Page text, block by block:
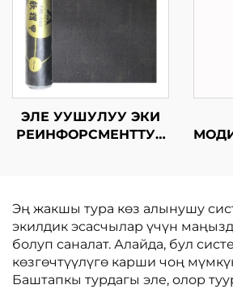
ЭЛЕ УУШУЛУУ ЭКИ
РЕИНФОРСМЕНТТУК
Эң жакшы тура көз алынушу
экилдик эсасчылар үчүн
болуп саналат. Алайда, бул
көзгөчтүүлүгө карши чоң
Баштапкы турдагы эле, олор